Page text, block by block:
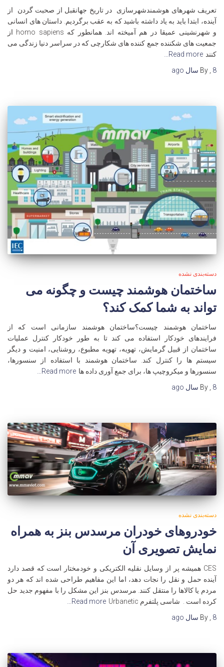
تعریف شهرهای هوشمندشهرسازی در تاریخ جهانقبل از صحبت گردن از
آینده، ابتدا باید به یاد داشته باشید که به عقب برگردیم. داستان های انسانی
و شهرنشینی عمیقا در هم آمیخته اند. همانطور که homo sapiens از
جمعیت های شکننده جمع کننده های شکارچی که در سراسر دنیا زندگی می
کنند Read more…
By
8 سال
دسته‌بندی نشده
ساختمان هوشمند چیست و چگونه می
تواند به شما کمک کند؟
ساختمان هوشمند چیست؟ساختمان هوشمند سازمانی است که از
فرایندهای خودکار استفاده می کند تا به طور خودکار کنترل عملیات
ساختمان از قبیل گرمایش، تهویه، تهویه مطبوع، روشنایی، امنیت و دیگر
سیستم ها را کنترل کند. ساختمان هوشمند با استفاده از سنسورها،
سنسورها و میکروچیپ ها، برای جمع آوری داده ها Read more…
By
8 سال
دسته‌بندی نشده
خودروهای خودران مرسدس بنز به همراه
نمایش تصویری آن
CES همیشه پر از وسایل نقلیه الکتریکی و خودمختار است که قصد دارد
آینده حمل و نقل را نجات دهد، اما این مفاهیم طراحی شده اند که هر دو
مردم یا کالاها را منتقل کنند. مرسدس بنز این مشکل را با مفهوم جدید حل
کرده است . شاسی پلتفرم Urbanetic
Read more…
By , 8 سال